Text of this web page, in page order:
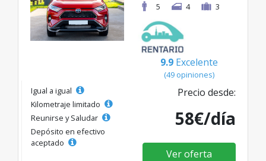
5
4 3
9.9 Excelente
(49 opiniones)
Igual a igual
Kilometraje limitado
Reunirse y Saludar
Depósito en efectivo
aceptado
Precio desde:
58€/día
Ver oferta